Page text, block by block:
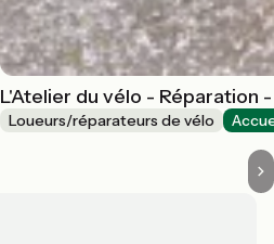
L'Atelier du vélo - Réparation
Loueurs/réparateurs de vélo